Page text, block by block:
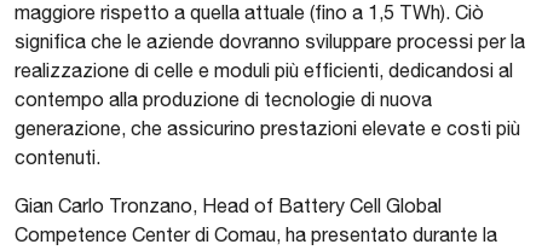
maggiore rispetto a quella attuale (fino a 1,5 TWh). Ciò
significa che le aziende dovranno sviluppare processi per la
realizzazione di celle e moduli più efficienti, dedicandosi al
contempo alla produzione di tecnologie di nuova
generazione, che assicurino prestazioni elevate e costi più
contenuti.
Gian Carlo Tronzano, Head of Battery Cell Global
Competence Center di Comau, ha presentato durante la